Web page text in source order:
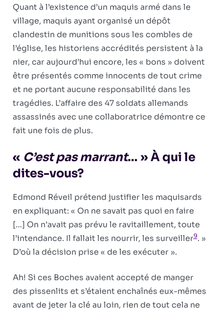
Quant à l’existence d’un maquis armé dans le
village, maquis ayant organisé un dépôt
clandestin de munitions sous les combles de
l’église, les historiens accrédités persistent à la
nier, car aujourd’hui encore, les « bons » doivent
être présentés comme innocents de tout crime
et ne portant aucune responsabilité dans les
tragédies. L’affaire des 47 soldats allemands
assassinés avec une collaboratrice démontre ce
fait une fois de plus.
« C’est pas marrant… » À qui le
dites-vous?
Edmond Réveil prétend justifier les maquisards
en expliquant: « On ne savait pas quoi en faire
[…] On n’avait pas prévu le ravitaillement, toute
l’intendance. Il fallait les nourrir, les surveiller9. »
D’où la décision prise « de les exécuter ».
Ah! Si ces Boches avaient accepté de manger
des pissenlits et s’étaient enchaînés eux-mêmes
avant de jeter la clé au loin, rien de tout cela ne